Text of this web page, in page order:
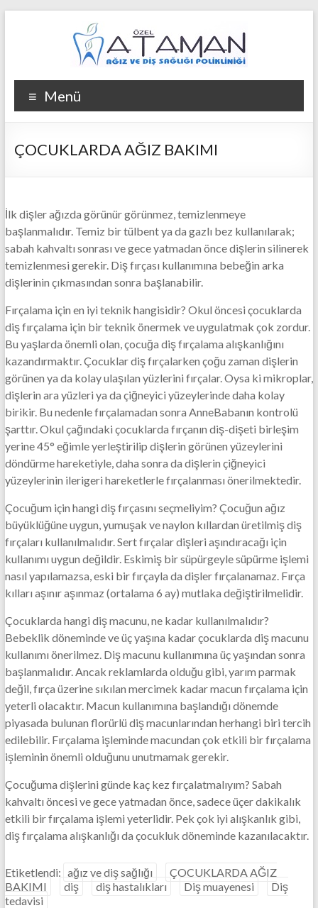
Ataman
Ağız
ve
Diş
Ataman
Ağız
ve
Diş
Kliniği
Menü
ÇOCUKLARDA AĞIZ BAKIMI
İlk dişler ağızda görünür görünmez, temizlenmeye
başlanmalıdır. Temiz bir tülbent ya da gazlı bez kullanılarak;
sabah kahvaltı sonrası ve gece yatmadan önce dişlerin silinerek
temizlenmesi gerekir. Diş fırçası kullanımına bebeğin arka
dişlerinin çıkmasından sonra başlanabilir.
Fırçalama için en iyi teknik hangisidir? Okul öncesi çocuklarda
diş fırçalama için bir teknik önermek ve uygulatmak çok zordur.
Bu yaşlarda önemli olan, çocuğa diş fırçalama alışkanlığını
kazandırmaktır. Çocuklar diş fırçalarken çoğu zaman dişlerin
görünen ya da kolay ulaşılan yüzlerini fırçalar. Oysa ki mikroplar,
dişlerin ara yüzleri ya da çiğneyici yüzeylerinde daha kolay
birikir. Bu nedenle fırçalamadan sonra AnneBabanın kontrolü
şarttır. Okul çağındaki çocuklarda fırçanın diş-dişeti birleşim
yerine 45° eğimle yerleştirilip dişlerin görünen yüzeylerini
döndürme hareketiyle, daha sonra da dişlerin çiğneyici
yüzeylerinin ilerigeri hareketlerle fırçalanması önerilmektedir.
Çocuğum için hangi diş fırçasını seçmeliyim? Çocuğun ağız
büyüklüğüne uygun, yumuşak ve naylon kıllardan üretilmiş diş
fırçaları kullanılmalıdır. Sert fırçalar dişleri aşındıracağı için
kullanımı uygun değildir. Eskimiş bir süpürgeyle süpürme işlemi
nasıl yapılamazsa, eski bir fırçayla da dişler fırçalanamaz. Fırça
kılları aşınır aşınmaz (ortalama 6 ay) mutlaka değiştirilmelidir.
Çocuklarda hangi diş macunu, ne kadar kullanılmalıdır?
Bebeklik döneminde ve üç yaşına kadar çocuklarda diş macunu
kullanımı önerilmez. Diş macunu kullanımına üç yaşından sonra
başlanmalıdır. Ancak reklamlarda olduğu gibi, yarım parmak
değil, fırça üzerine sıkılan mercimek kadar macun fırçalama için
yeterli olacaktır. Macun kullanımına başlandığı dönemde
piyasada bulunan florürlü diş macunlarından herhangi biri tercih
edilebilir. Fırçalama işleminde macundan çok etkili bir fırçalama
işleminin önemli olduğunu unutmamak gerekir.
Çocuğuma dişlerini günde kaç kez fırçalatmalıyım? Sabah
kahvaltı öncesi ve gece yatmadan önce, sadece üçer dakikalık
etkili bir fırçalama işlemi yeterlidir. Pek çok iyi alışkanlık gibi,
diş fırçalama alışkanlığı da çocukluk döneminde kazanılacaktır.
Etiketlendi: ağız ve diş sağlığı
ÇOCUKLARDA AĞIZ
BAKIMI
diş diş hastalıkları Diş muayenesi
Diş
tedavisi